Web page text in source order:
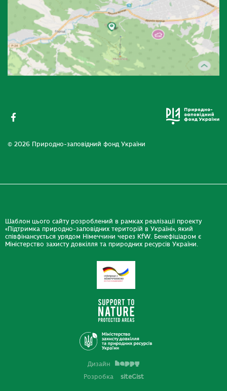
© 2026 Природно-заповідний фонд України
Шаблон цього сайту розроблений в рамках реалізації проекту
«Підтримка природно-заповідних територій в Україні», який
співфінансується урядом Німеччини через KfW. Бенефіціаром є
Міністерство захисту довкілля та природних ресурсів України.
Дизайн
Розробка
siteGist